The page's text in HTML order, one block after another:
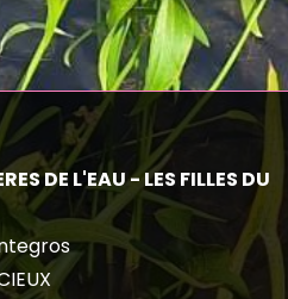
DE L'EAU - LES FILLES DU